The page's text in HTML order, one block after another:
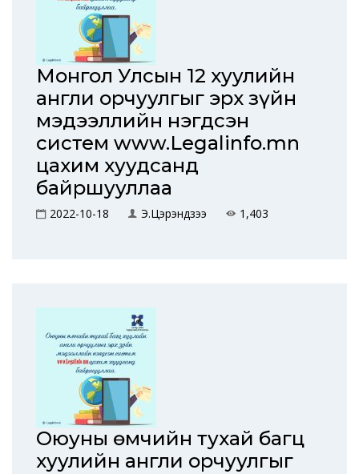
Монгол Улсын 12 хуулийн
англи орчуулгыг эрх зүйн
мэдээллийн нэгдсэн
систем www.Legalinfo.mn
цахим хуудсанд
байршууллаа
2022-10-18 Э.Цэрэндүзээ 1,403
Оюуны өмчийн тухай багц
хуулийн англи орчуулгыг